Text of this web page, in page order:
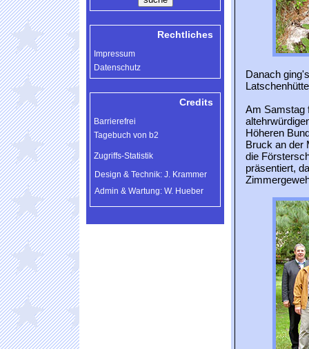
Danach
Am Samstag
Höheren
Bruck an der
die
präsentiert,
Rechtliches
Impressum
Datenschutz
Credits
Barrierefrei
Tagebuch von b2
Zugriffs-Statistik
Design & Technik: J. Krammer
Admin & Wartung: W. Hueber